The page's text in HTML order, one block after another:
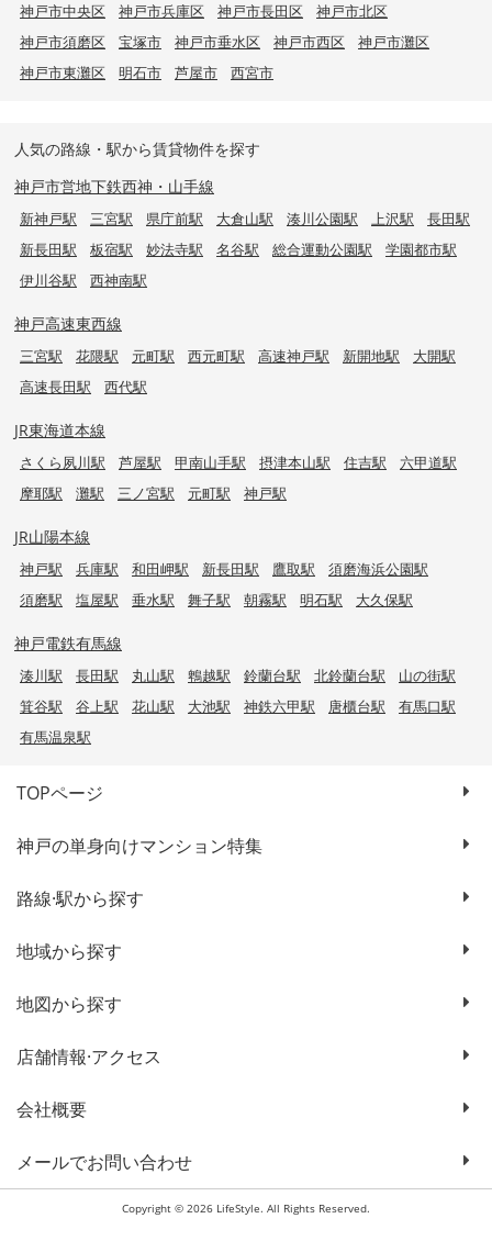
神戸市中央区 神戸市兵庫区 神戸市長田区
神戸市北区
神戸市須磨区
宝塚市 神戸市垂水区 神戸市西区
神戸市灘区
神戸市東灘区
明石市 芦屋市 西宮市
人気の路線・駅から賃貸物件を探す
神戸市営地下鉄西神・山手線
新神戸駅 三宮駅 県庁前駅 大倉山駅 湊川公園駅 上沢駅
長田駅
新長田駅
板宿駅 妙法寺駅 名谷駅 総合運動公園駅
学園都市駅
伊川谷駅
西神南駅
神戸高速東西線
三宮駅 花隈駅 元町駅 西元町駅 高速神戸駅 新開地駅
大開駅
高速長田駅
西代駅
JR東海道本線
さくら夙川駅 芦屋駅 甲南山手駅 摂津本山駅 住吉駅
六甲道駅
摩耶駅
灘駅 三ノ宮駅 元町駅 神戸駅
JR山陽本線
神戸駅 兵庫駅 和田岬駅 新長田駅 鷹取駅
須磨海浜公園駅
須磨駅
塩屋駅 垂水駅 舞子駅 朝霧駅 明石駅 大久保駅
神戸電鉄有馬線
湊川駅 長田駅 丸山駅 鵯越駅 鈴蘭台駅 北鈴蘭台駅
山の街駅
箕谷駅
谷上駅 花山駅 大池駅 神鉄六甲駅 唐櫃台駅
有馬口駅
有馬温泉駅
TOPページ
神戸の単身向けマンション特集
路線·駅から探す
地域から探す
地図から探す
店舗情報·アクセス
会社概要
メールでお問い合わせ
Copyright © 2026 LifeStyle. All Rights Reserved.